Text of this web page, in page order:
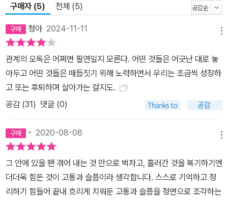
저항, 빨치산, 상이군인, 장기수와 같은 분단이 낳은 한국적 특수성들
5년이 넘는 시간을 들인 이 시리즈는 하버드대학교 한국학 연구소 연
구원이자 비교문학 박사인 전승희, 컬럼비아 대학교의 한국학 교수인
테오도르 휴즈, 서강대학교 영문학 명예교수인 안선재, 캐나다 브리
티시컬럼비아 대학의 민영빈 한국문학 교수 브루스 풀턴 등 전문 번
역인들이 참여해 원작의 품격과 매력을 살렸다. 오정희의 『중국인 거
리』, 최윤의 『하나코는 없다』 등 아름다운 한국 현대 소설들이 미국과
북유럽 등 해외에 소개되고 좋은 반응을 얻고 있는 만큼 <바이링궐
에디션 : 한국 현대 소설>은 우리 소설의 해외 소개와 번역 작업, 한국
인의 정서를 한국 문학을 통해 재발견하는 데 의미 있는 역할을 할 것
이다. “지난 반세기 동안 한국에서 나온 가장 중요하고 첨예한 문제의
식을 가진 작가들의 작품” 미국 컬럼비아대학교 동아시아학과 한국
문학 교수인 테오도어 휴즈와 하버드대학교 동아시아학과 한국문학
구매자 (5) 전체 (5)
청아2024-11-11
관계의 오독은 어쩌면 필연일지 모른다. 어떤 것들은 어긋난 대로 놓
아두고 어떤 것들은 매듭짓기 위해 노력하면서 우리는 조금씩 성장하
고 또는 후퇴하며 살아가는 걸지도.
공감 (31) 댓글 (0)
- 2020-08-08
그 안에 있을 땐 겪어 내는 것 만으로 벅차고, 흘러간 것을 복기하기엔
더더욱 힘든 것이 고통과 슬픔이라 생각합니다. 스스로 기억하고 정
리하기 힘들어 끝내 흐리게 치워둔 고통과 슬픔을 정면으로 조각하는